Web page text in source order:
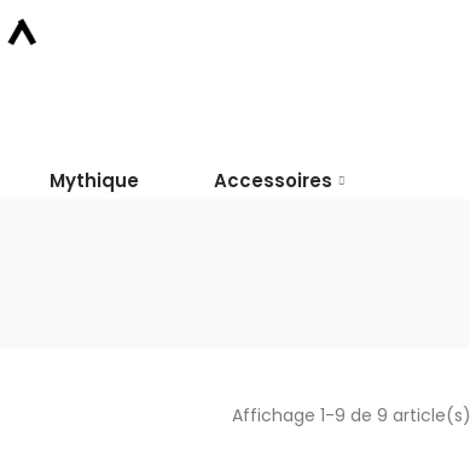
Mythique Accessoires
Affichage 1-9 de 9 article(s)